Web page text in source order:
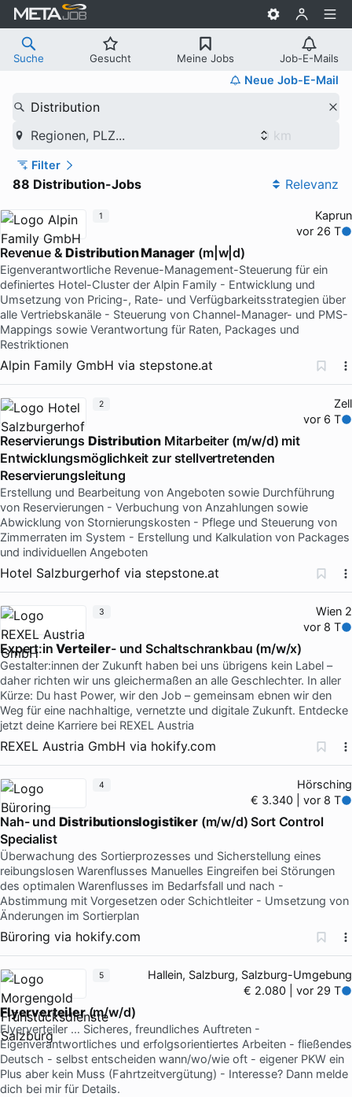
Suche Gesucht Meine Jobs Job-E-Mails
Neue Job-E-Mail
Distribution
Regionen, PLZ...
Filter
88 Distribution-Jobs Relevanz
Kaprun
vor 26 T
Revenue &Distribution Manager (m|w|d)
Eigenverantwortliche Revenue-Management-Steuerung für ein
definiertes Hotel-Cluster der Alpin Family - Entwicklung und
Umsetzung von Pricing-, Rate- und Verfügbarkeitsstrategien über
alle Vertriebskanäle - Steuerung von Channel-Manager- und PMS-
Mappings sowie Verantwortung für Raten, Packages und
Restriktionen
Alpin Family GmbH via stepstone.at
1
Zell
vor 6 T
Reservierungs DistributionMitarbeiter (m/w/d) mit
Entwicklungsmöglichkeit zur stellvertretenden
Reservierungsleitung
Erstellung und Bearbeitung von Angeboten sowie Durchführung
von Reservierungen - Verbuchung von Anzahlungen sowie
Abwicklung von Stornierungskosten - Pflege und Steuerung von
Zimmerraten im System - Erstellung und Kalkulation von Packages
und individuellen Angeboten
Hotel Salzburgerhof via stepstone.at
2
Wien 2
vor 8 T
Expert:inVerteiler- und Schaltschrankbau (m/w/x)
Gestalter:innen der Zukunft haben bei uns übrigens kein Label –
daher richten wir uns gleichermaßen an alle Geschlechter. In aller
Kürze: Du hast Power, wir den Job – gemeinsam ebnen wir den
Weg für eine nachhaltige, vernetzte und digitale Zukunft. Entdecke
jetzt deine Karriere bei REXEL Austria
REXEL Austria GmbH via hokify.com
3
Hörsching
€ 3.340 | vor 8 T
Nah- und Distributionslogistiker(m/w/d) Sort Control
Specialist
Überwachung des Sortierprozesses und Sicherstellung eines
reibungslosen Warenflusses Manuelles Eingreifen bei Störungen
des optimalen Warenflusses im Bedarfsfall und nach -
Abstimmung mit Vorgesetzen oder Schichtleiter - Umsetzung von
Änderungen im Sortierplan
Büroring via hokify.com
4
Hallein, Salzburg, Salzburg-Umgebung
€ 2.080 | vor 29 T
Flyerverteiler(m/w/d)
Flyerverteiler … Sicheres, freundliches Auftreten -
Eigenverantwortliches und erfolgsorientiertes Arbeiten - fließendes
Deutsch - selbst entscheiden wann/wo/wie oft - eigener PKW ein
Plus aber kein Muss (Fahrtzeitvergütung) - Interesse? Dann melde
dich bei mir für Details.
5